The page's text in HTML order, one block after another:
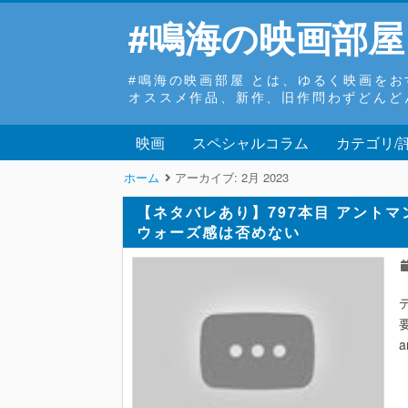
#鳴海の映画部屋
#鳴海の映画部屋 とは、ゆるく映画を
オススメ作品、新作、旧作問わずどん
映画 スペシャルコラム カテゴリ/
ホーム アーカイブ:2月 2023
【ネタバレあり】797本目 アント
ウォーズ感は否めない